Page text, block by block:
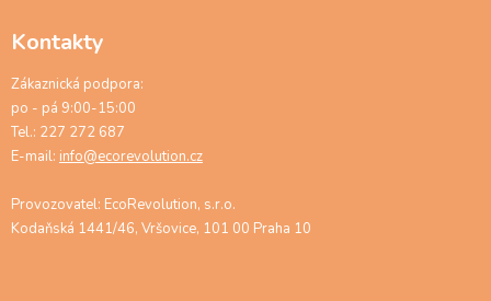
Kontakty
Zákaznická podpora:
po - pá 9:00-15:00
Tel.: 227 272 687
E-mail: info@ecorevolution.cz
Provozovatel: EcoRevolution, s.r.o.
Kodaňská 1441/46, Vršovice, 101 00 Praha 10